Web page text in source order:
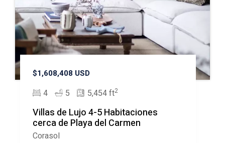
$1,608,408 USD
4 5 5,454 ft2
Villas de Lujo 4-5 Habitaciones
cerca de Playa del Carmen
Corasol